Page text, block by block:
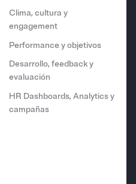
Clima, cultura y
engagement
Performance y objetivos
Desarrollo, feedback y
evaluación
HR Dashboards, Analytics y
campañas